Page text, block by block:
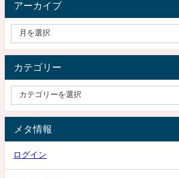
アーカイブ
カテゴリー
メタ情報
ログイン